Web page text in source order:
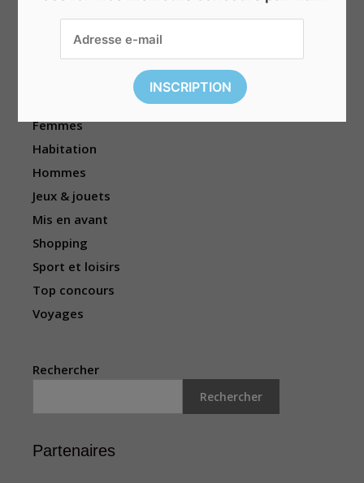
Électronique
Femmes
Habitation
Hommes
Jeux & jouets
Mis en avant
Shopping
Sport et loisirs
Top concours
Voyages
Rechercher
Rechercher
Partenaires